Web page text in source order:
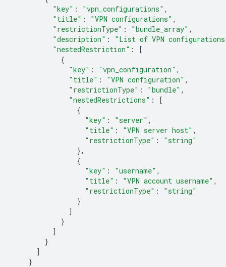
"key" : "vpn_configurations" ,
"title" : "VPN configurations" ,
"restrictionType" : "bundle_array" ,
"description" :
"List of VPN
"nestedRestriction" :
[
{
"key" : "vpn_configuration" ,
"title" : "VPN configuration" ,
"restrictionType" : "bundle" ,
"nestedRestrictions" :
[
{
"key" : "server" ,
"title" : "VPN server host" ,
"restrictionType" :
"string"
},
{
"key" : "username" ,
"title" : "VPN account username" ,
"restrictionType" :
"string"
}
]
}
]
}
]
}